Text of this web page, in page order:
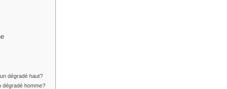
dégradé haut?
dégradé homme?